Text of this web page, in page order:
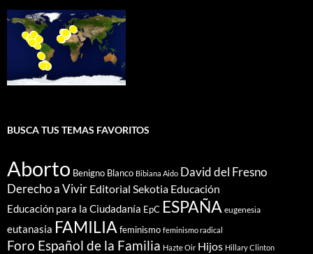
BUSCA TUS TEMAS FAVORITOS
Aborto Benigno Blanco Bibiana Aido David del Fresno
Derecho a Vivir Editorial Sekotia Educación
Educación para la Ciudadanía EpC ESPAÑA eugenesia
eutanasia FAMILIA feminismo feminismo radical
Foro Español de la Familia Hazte Oir Hijos Hillary Clinton